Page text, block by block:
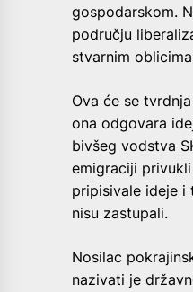
gospodarskom.
području
stvarnim
Ova će se
ona odgovara
bivšeg vodstva
emigraciji
pripisivale ideje i
nisu zastupali.
Nosilac
nazivati je